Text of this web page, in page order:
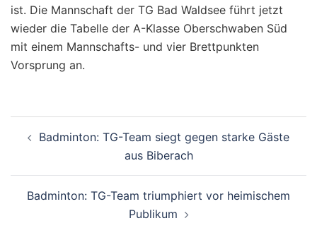
ist. Die Mannschaft der TG Bad Waldsee führt jetzt
wieder die Tabelle der A-Klasse Oberschwaben Süd
mit einem Mannschafts- und vier Brettpunkten
Vorsprung an.
Badminton: TG-Team siegt gegen starke Gäste
aus Biberach
Badminton: TG-Team triumphiert vor heimischem
Publikum